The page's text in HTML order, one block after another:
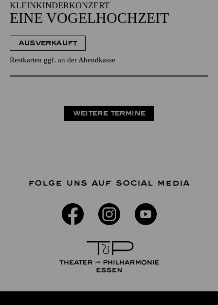
KLEINKINDERKONZERT
EINE VOGELHOCHZEIT
AUSVERKAUFT
Restkarten ggf. an der Abendkasse
WEITERE TERMINE
FOLGE UNS AUF SOCIAL MEDIA